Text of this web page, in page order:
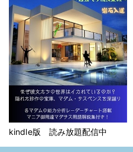
kindle版 読み放題配信中